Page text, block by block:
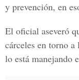
y prevención, en
El oficial aseveró
cárceles en torno
lo está manejando